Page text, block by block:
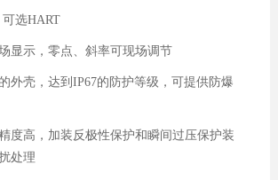
选HART
显示，零点、斜率可现场调节
外壳，达到IP67的防护等级，可提供防爆
度高，加装反极性保护和瞬间过压保护装
处理